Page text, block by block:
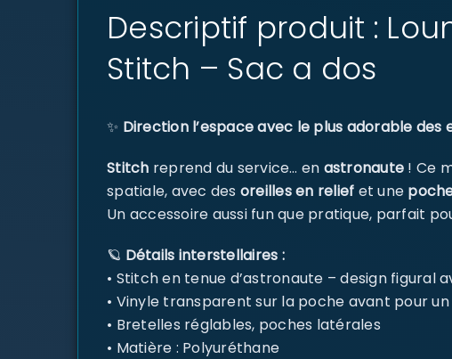
Descriptif produit :
Stitch – Sac a dos
✨ Direction l’espace avec le plus adorable
Stitch reprend du service… en astronaute ! Ce
spatiale, avec des oreilles en relief et une
Un accessoire aussi fun que pratique, parfait
🪐 Détails interstellaires :
• Stitch en tenue d’astronaute – design figural
• Vinyle transparent sur la poche avant pour
• Bretelles réglables, poches latérales
• Matière : Polyuréthane